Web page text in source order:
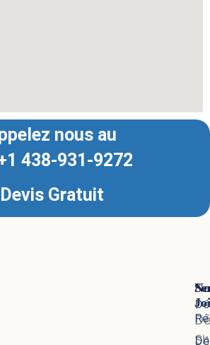
nous au
438-931-9272
Devis Gratuit